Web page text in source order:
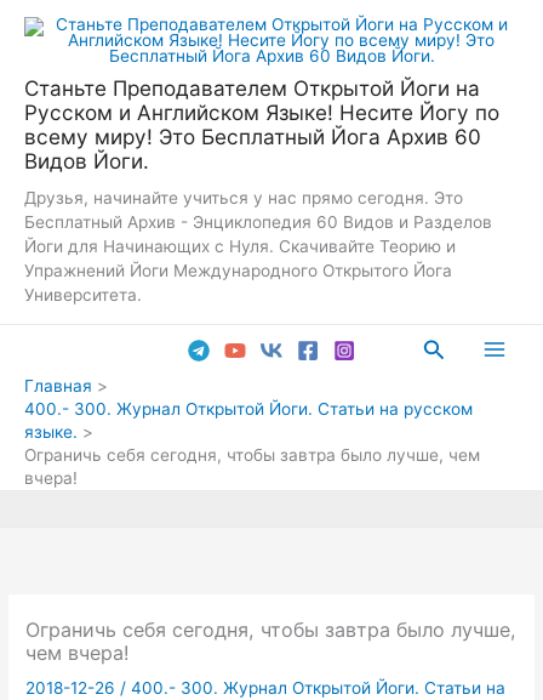
Перейти
Станьте Преподавателем Открытой Йоги на
Русском и Английском Языке! Несите Йогу по
всему миру! Это Бесплатный Йога Архив 60
Видов Йоги.
Друзья, начинайте учиться у нас прямо сегодня. Это
Бесплатный Архив - Энциклопедия 60 Видов и Разделов
Йоги для Начинающих с Нуля. Скачивайте Теорию и
Упражнений Йоги Международного Открытого Йога
Университета.
Поиск
Главная
400.- 300. Журнал Открытой Йоги. Статьи на русском
языке.
Ограничь себя сегодня, чтобы завтра было лучше, чем
вчера!
Ограничь себя сегодня, чтобы завтра было лучше,
чем вчера!
2018-12-26 /400.- 300. Журнал Открытой Йоги. Статьи на